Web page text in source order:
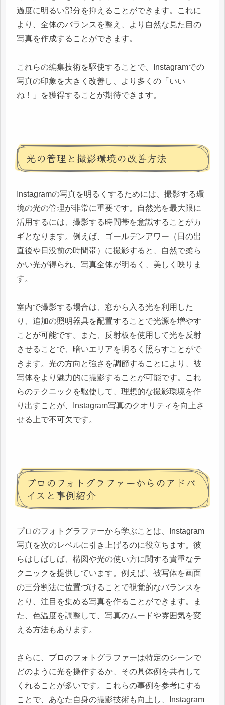
過度に明るい部分を抑えることができます。これに
より、全体のバランスを整え、より自然な見た目の
写真を作成することができます。
これらの編集技術を駆使することで、Instagramでの
写真の印象を大きく改善し、より多くの「いい
ね！」を獲得することが期待できます。
光の管理と撮影環境の改善方法
Instagramの写真を明るくするためには、撮影する環
境の光の管理が非常に重要です。自然光を最大限に
活用するには、撮影する時間帯を意識することがカ
ギとなります。例えば、ゴールデンアワー（日の出
直後や日没前の時間帯）に撮影すると、自然で柔ら
かい光が得られ、写真全体が明るく、美しく映りま
す。
室内で撮影する場合は、窓から入る光を利用した
り、追加の照明器具を配置することで光源を増やす
ことが可能です。また、反射板を使用して光を反射
させることで、暗いエリアを明るく照らすことがで
きます。光の方向と強さを調節することにより、被
写体をより魅力的に撮影することが可能です。これ
らのテクニックを駆使して、理想的な撮影環境を作
り出すことが、Instagram写真のクオリティを向上さ
せる上で不可欠です。
プロのフォトグラファーからのアドバ
イスと事例紹介
プロのフォトグラファーから学ぶことは、Instagram
写真を次のレベルに引き上げるのに役立ちます。彼
らはしばしば、構図や光の使い方に関する貴重なテ
クニックを提供しています。例えば、被写体を画面
の三分割法に位置づけることで視覚的なバランスを
とり、注目を集める写真を作ることができます。ま
た、色温度を調整して、写真のムードや雰囲気を変
える方法もあります。
さらに、プロのフォトグラファーは特定のシーンで
どのように光を操作するか、その具体例を共有して
くれることが多いです。これらの事例を参考にする
ことで、あなた自身の撮影技術も向上し、Instagram